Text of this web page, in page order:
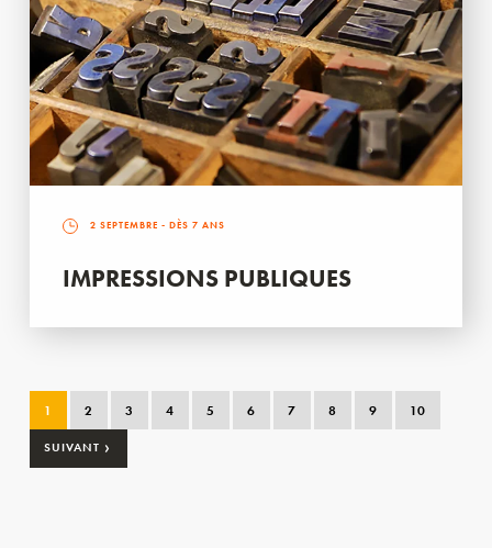
2 SEPTEMBRE - DÈS 7 ANS
IMPRESSIONS PUBLIQUES
1 2 3 4 5 6 7 8 9 10
SUIVANT ›